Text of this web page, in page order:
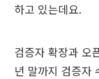
하고 있는데요.
검증자 확장과 오
년 말까지 검증자